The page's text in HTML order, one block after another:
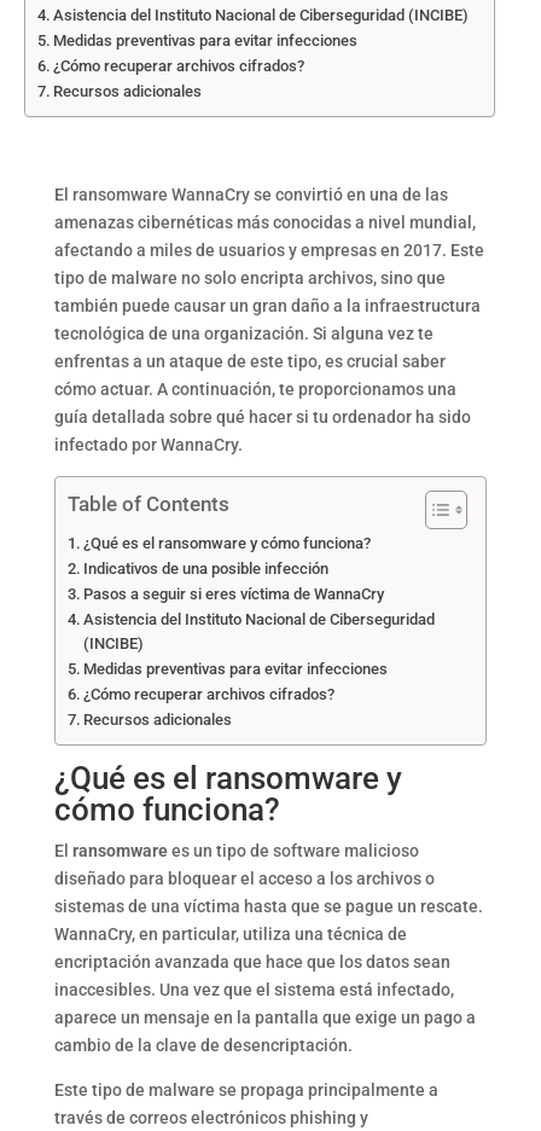
Asistencia del Instituto Nacional de Ciberseguridad (INCIBE)
Medidas preventivas para evitar infecciones
¿Cómo recuperar archivos cifrados?
Recursos adicionales
El ransomware WannaCry se convirtió en una de las
amenazas cibernéticas más conocidas a nivel mundial,
afectando a miles de usuarios y empresas en 2017. Este
tipo de malware no solo encripta archivos, sino que
también puede causar un gran daño a la infraestructura
tecnológica de una organización. Si alguna vez te
enfrentas a un ataque de este tipo, es crucial saber
cómo actuar. A continuación, te proporcionamos una
guía detallada sobre qué hacer si tu ordenador ha sido
infectado por WannaCry.
Table of Contents
¿Qué es el ransomware y cómo funciona?
Indicativos de una posible infección
Pasos a seguir si eres víctima de WannaCry
Asistencia del Instituto Nacional de Ciberseguridad
(INCIBE)
Medidas preventivas para evitar infecciones
¿Cómo recuperar archivos cifrados?
Recursos adicionales
¿Qué es el ransomware y
cómo funciona?
El ransomwarees un tipo de software malicioso
diseñado para bloquear el acceso a los archivos o
sistemas de una víctima hasta que se pague un rescate.
WannaCry, en particular, utiliza una técnica de
encriptación avanzada que hace que los datos sean
inaccesibles. Una vez que el sistema está infectado,
aparece un mensaje en la pantalla que exige un pago a
cambio de la clave de desencriptación.
Este tipo de malware se propaga principalmente a
través de correos electrónicos phishing y